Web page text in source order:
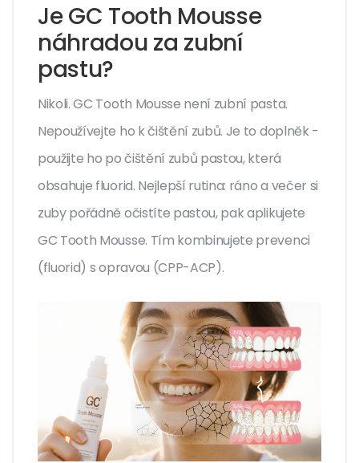
Je GC Tooth Mousse
náhradou za zubní
pastu?
Nikoli. GC Tooth Mousse není zubní pasta.
Nepoužívejte ho k čištění zubů. Je to doplněk -
použijte ho po čištění zubů pastou, která
obsahuje fluorid. Nejlepší rutina: ráno a večer si
zuby pořádně očistíte pastou, pak aplikujete
GC Tooth Mousse. Tím kombinujete prevenci
(fluorid) s opravou (CPP-ACP).